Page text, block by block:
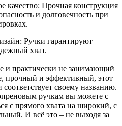
качество: Прочная конструкция
и долговечность при
Ручки гарантируют
хват.
и практически не занимающий
прочный и эффективный, этот
своему названию.
ручкам вы можете с
с прямого хвата на широкий, с
И всё это – не выходя за